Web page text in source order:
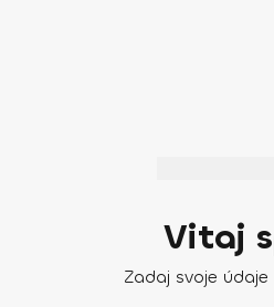
Vitaj
Zadaj svoje